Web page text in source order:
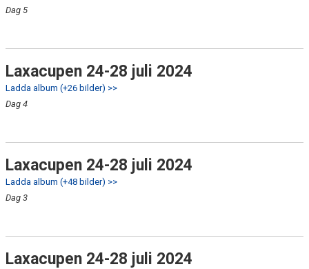
Dag 5
Laxacupen 24-28 juli 2024
Ladda album (+26 bilder) >>
Dag 4
Laxacupen 24-28 juli 2024
Ladda album (+48 bilder) >>
Dag 3
Laxacupen 24-28 juli 2024